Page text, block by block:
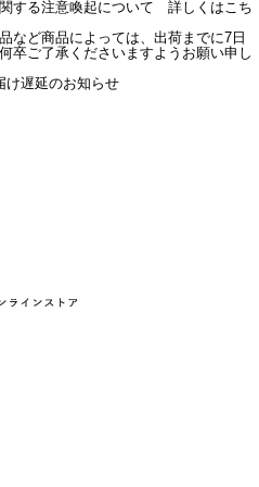
する注意喚起について 詳しくはこち
など商品によっては、出荷までに7日
卒ご了承くださいますようお願い申し
け遅延のお知らせ